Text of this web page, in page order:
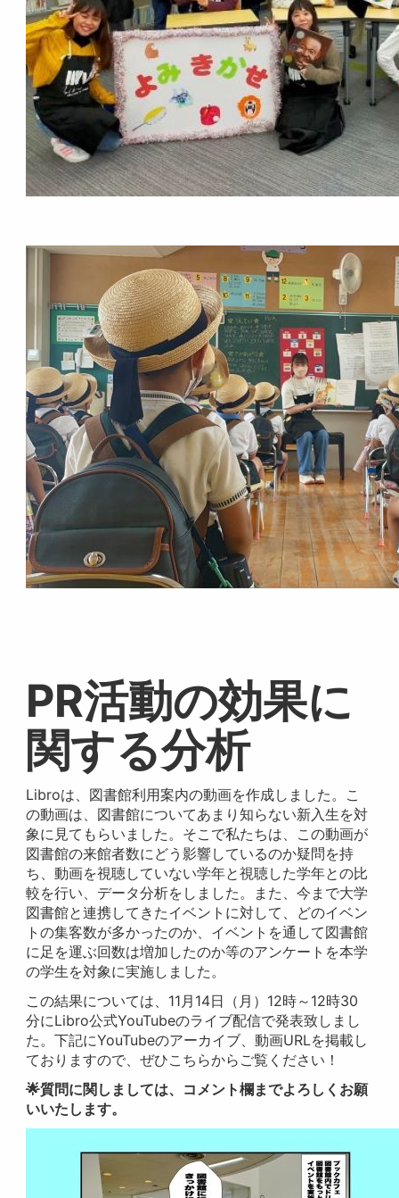
PR活動の効果に
関する分析
Libroは、図書館利用案内の動画を作成しました。こ
の動画は、図書館についてあまり知らない新入生を対
象に見てもらいました。そこで私たちは、この動画が
図書館の来館者数にどう影響しているのか疑問を持
ち、動画を視聴していない学年と視聴した学年との比
較を行い、データ分析をしました。また、今まで大学
図書館と連携してきたイベントに対して、どのイベン
トの集客数が多かったのか、イベントを通して図書館
に足を運ぶ回数は増加したのか等のアンケートを本学
の学生を対象に実施しました。
この結果については、11月14日（月）12時～12時30
分にLibro公式YouTubeのライブ配信で発表致しまし
た。下記にYouTubeのアーカイブ、動画URLを掲載し
ておりますので、ぜひこちらからご覧ください！
🌟質問に関しましては、コメント欄までよろしくお願
いいたします。